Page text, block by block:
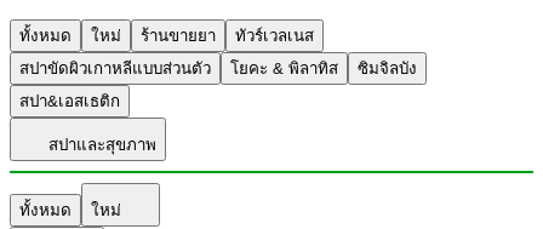
ทั้งหมด ใหม่ ร้านขายยา
ทัวร์เวลเนส
สปาขัดผิวเกาหลีแบบส่วนตัว
โยคะ & พิลาทิส
ซิมจิลบัง
สปา&เอสเธติก
สปาและสุขภาพ
ทั้งหมด
ใหม่